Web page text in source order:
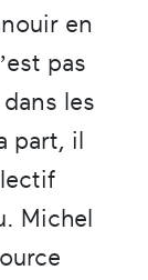
en
pas
les
part, il
Michel